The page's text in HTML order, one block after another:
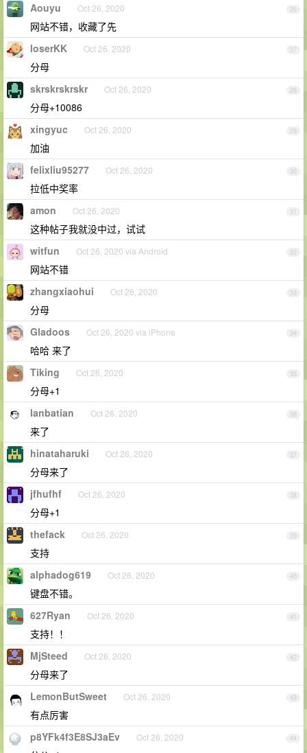
26
Aouyu Oct 26, 2020
网站不错，收藏了先
27
loserKK Oct 26, 2020
分母
28
skrskrskrskr Oct 26, 2020
分母+10086
29
xingyuc Oct 26, 2020
加油
30
felixliu95277 Oct 26, 2020
拉低中奖率
31
amon Oct 26, 2020
这种帖子我就没中过，试试
32
witfun Oct 26, 2020 via Android
网站不错
33
zhangxiaohui Oct 26, 2020
分母
34
Gladoos Oct 26, 2020 via iPhone
哈哈 来了
35
Tiking Oct 26, 2020
分母+1
36
lanbatian Oct 26, 2020
来了
37
hinataharuki Oct 26, 2020
分母来了
38
jfhufhf Oct 26, 2020
分母+1
39
thefack Oct 26, 2020
支持
40
alphadog619 Oct 26, 2020
键盘不错。
41
627Ryan Oct 26, 2020
支持！！
42
MjSteed Oct 26, 2020
分母来了
43
LemonButSweet Oct 26, 2020
有点厉害
44
p8YFk4f3E8SJ3aEv Oct 26, 2020